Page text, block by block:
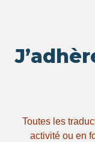
Toutes les
activité ou en